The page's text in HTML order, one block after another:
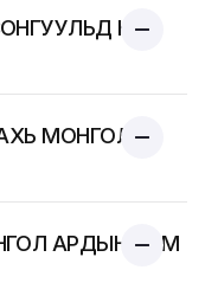
НЭР
МОНГОЛ
АРДЫН НАМ